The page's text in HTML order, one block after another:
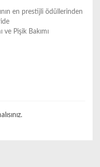
en prestijli ödüllerinden
Pişik Bakımı
.